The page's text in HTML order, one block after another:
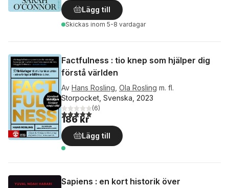
Lägg till
Skickas inom 5-8 vardagar
Factfulness : tio knep som hjälper dig
förstå världen
Av Hans Rosling Ola Rosling m. fl.
Storpocket, Svenska, 2023
5,0utav 5 stjärnor. Totalt antal röster:
(6)
186 kr
Lägg till
Sapiens : en kort historik över